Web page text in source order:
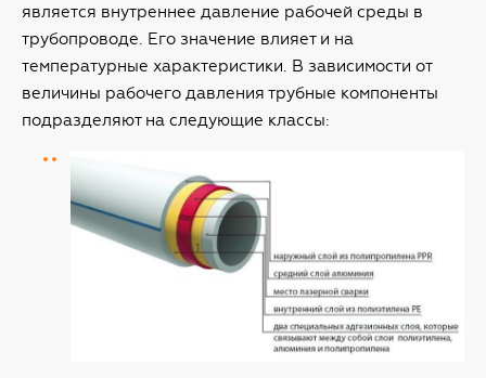
является внутреннее давление рабочей среды в
трубопроводе. Его значение влияет и на
температурные характеристики. В зависимости от
величины рабочего давления трубные компоненты
подразделяют на следующие классы: